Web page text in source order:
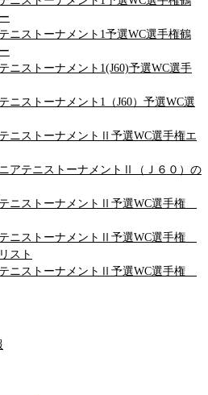
ニストーナメント1予選WC選手権鶴
ニストーナメント1(J60)予選WC選手
ニストーナメント1（J60）予選WC選
ニストーナメントⅡ予選WC選手権エ
アテニストーナメントⅡ（Ｊ６０）の
ニストーナメントⅡ予選WC選手権
ニストーナメントⅡ予選WC選手権
スト
ニストーナメントⅡ予選WC選手権